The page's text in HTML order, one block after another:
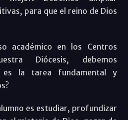
para que el reino de Dios
académico en los Centros
Diócesis, debemos
es la tarea fundamental y
es estudiar, profundizar